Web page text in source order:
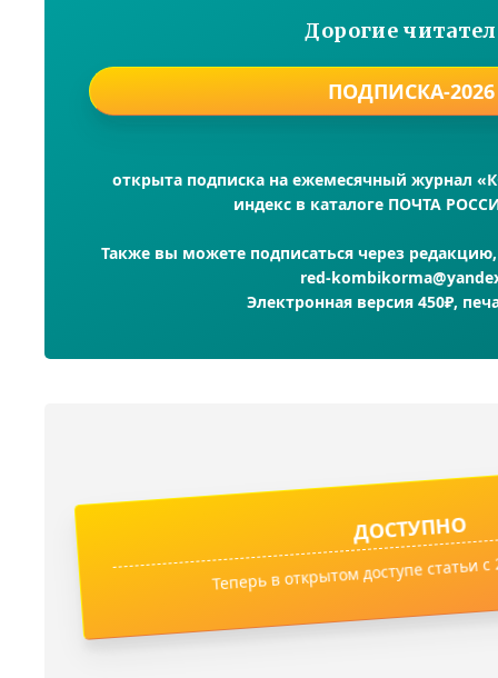
Дорогие
ПОДПИСКА-2026
открыта подписка на ежемесячный журнал
индекс в каталоге ПОЧТА
Также вы можете подписаться через
red-
Электронная версия 450₽,
ДОСТУПНО
Теперь в открытом доступе статьи